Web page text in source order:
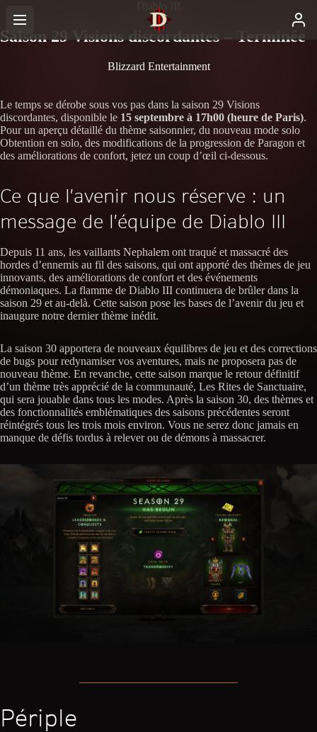
Diablo III
Saison 29 Visions discordantes – Terminée
Blizzard Entertainment
Le temps se dérobe sous vos pas dans la saison 29 Visions
discordantes, disponible le 15 septembre à 17h00 (heure de Paris).
Pour un aperçu détaillé du thème saisonnier, du nouveau mode solo
Obtention en solo, des modifications de la progression de Paragon et
des améliorations de confort, jetez un coup d’œil ci-dessous.
Ce que l’avenir nous réserve : un
message de l’équipe de Diablo III
Depuis 11 ans, les vaillants Nephalem ont traqué et massacré des
hordes d’ennemis au fil des saisons, qui ont apporté des thèmes de jeu
innovants, des améliorations de confort et des événements
démoniaques. La flamme de Diablo III continuera de brûler dans la
saison 29 et au-delà. Cette saison pose les bases de l’avenir du jeu et
inaugure notre dernier thème inédit.
La saison 30 apportera de nouveaux équilibres de jeu et des corrections
de bugs pour redynamiser vos aventures, mais ne proposera pas de
nouveau thème. En revanche, cette saison marque le retour définitif
d’un thème très apprécié de la communauté, Les Rites de Sanctuaire,
qui sera jouable dans tous les modes. Après la saison 30, des thèmes et
des fonctionnalités emblématiques des saisons précédentes seront
réintégrés tous les trois mois environ. Vous ne serez donc jamais en
manque de défis tordus à relever ou de démons à massacrer.
Périple